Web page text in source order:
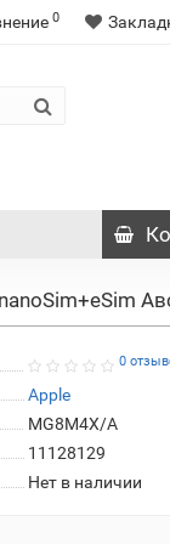
0
0
Apple
MG8M4X/A
11128129
Нет в наличии